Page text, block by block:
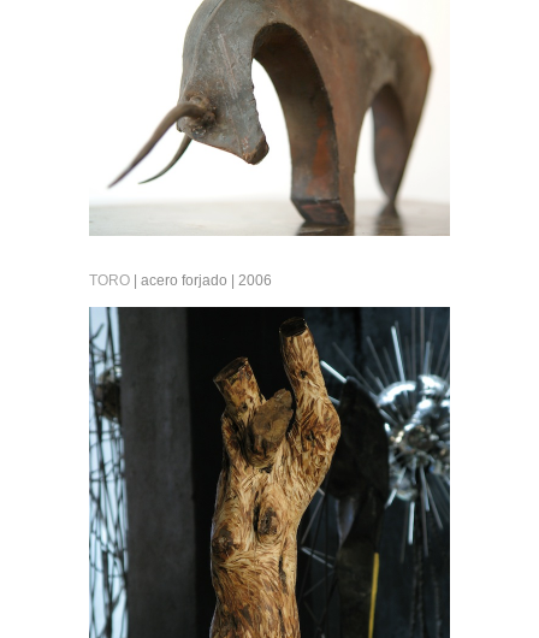
TORO | acero forjado | 2006